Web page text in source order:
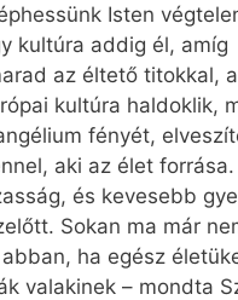
Isten
kultúra addig él, amíg
az éltető titokkal,
kultúra haldoklik,
fényét,
aki az élet forrása.
és kevesebb
Sokan ma már
ha egész
valakinek – mondta